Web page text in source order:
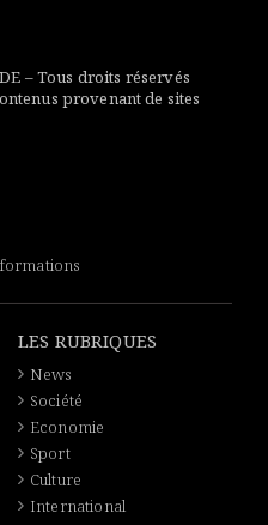
– Tous droits réservés
provenant de sites
LES RUBRIQUES
News
Société
Economie
Sport
Culture
International